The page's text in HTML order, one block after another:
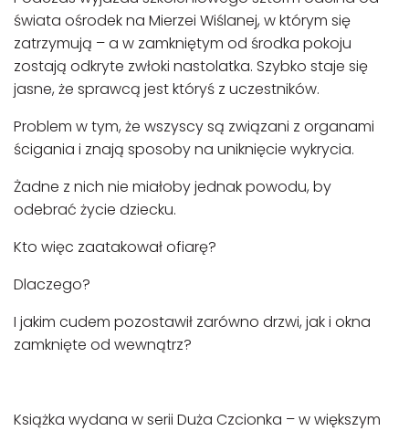
świata ośrodek na Mierzei Wiślanej, w którym się
zatrzymują – a w zamkniętym od środka pokoju
zostają odkryte zwłoki nastolatka. Szybko staje się
jasne, że sprawcą jest któryś z uczestników.
Problem w tym, że wszyscy są związani z organami
ścigania i znają sposoby na uniknięcie wykrycia.
Żadne z nich nie miałoby jednak powodu, by
odebrać życie dziecku.
Kto więc zaatakował ofiarę?
Dlaczego?
I jakim cudem pozostawił zarówno drzwi, jak i okna
zamknięte od wewnątrz?
Książka wydana w serii Duża Czcionka – w większym